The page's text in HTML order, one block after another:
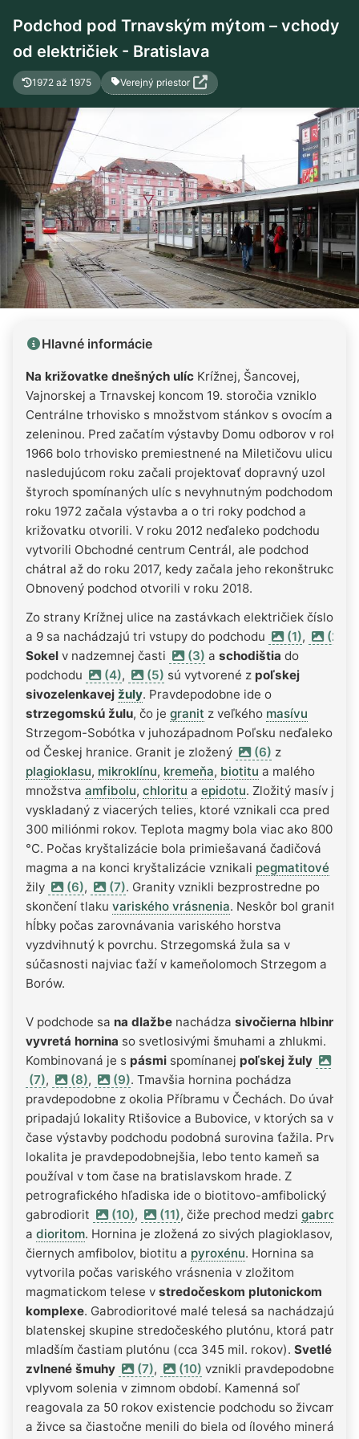
Podchod pod Trnavským mýtom – vchody
od električiek - Bratislava
1972 až 1975 Verejný priestor
Hlavné informácie
Na križovatke dnešných ulíc Krížnej, Šancovej,
Vajnorskej a Trnavskej koncom 19. storočia vzniklo
Centrálne trhovisko s množstvom stánkov s ovocím a
zeleninou. Pred začatím výstavby Domu odborov v roku
1966 bolo trhovisko premiestnené na Miletičovu ulicu. V
nasledujúcom roku začali projektovať dopravný uzol
štyroch spomínaných ulíc s nevyhnutným podchodom. V
roku 1972 začala výstavba a o tri roky podchod a
križovatku otvorili. V roku 2012 neďaleko podchodu
vytvorili Obchodné centrum Centrál, ale podchod
chátral až do roku 2017, kedy začala jeho rekonštrukcia.
Obnovený podchod otvorili v roku 2018.
Zo strany Krížnej ulice na zastávkach električiek číslo 4
a 9 sa nachádzajú tri vstupy do podchodu
(1), (2)
Sokel v nadzemnej časti (3) a schodištia do
podchodu
(4), (5) sú vytvorené z poľskej
sivozelenkavej žuly. Pravdepodobne ide o
strzegomskú žulu, čo je granit z veľkého masívu
Strzegom-Sobótka v juhozápadnom Poľsku neďaleko
od Českej hranice. Granit je zložený
(6) z
plagioklasu, mikroklínu, kremeňa, biotitu a malého
množstva amfibolu, chloritu a epidotu. Zložitý masív je
vyskladaný z viacerých telies, ktoré vznikali cca pred
300 miliónmi rokov. Teplota magmy bola viac ako 800
°C. Počas kryštalizácie bola primiešavaná čadičová
magma a na konci kryštalizácie vznikali pegmatitové
žily
(6), (7). Granity vznikli bezprostredne po
skončení tlaku variského vrásnenia. Neskôr bol granit z
hĺbky počas zarovnávania variského horstva
vyzdvihnutý k povrchu. Strzegomská žula sa v
súčasnosti najviac ťaží v kameňolomoch Strzegom a
Borów.
V podchode sa na dlažbe nachádza sivočierna hlbinná
vyvretá hornina so svetlosivými šmuhami a zhlukmi.
Kombinovaná je s pásmi spomínanej poľskej žuly
(7), (8), (9). Tmavšia hornina pochádza
pravdepodobne z okolia Příbramu v Čechách. Do úvahy
pripadajú lokality Rtišovice a Bubovice, v ktorých sa v
čase výstavby podchodu podobná surovina ťažila. Prvá
lokalita je pravdepodobnejšia, lebo tento kameň sa
používal v tom čase na bratislavskom hrade. Z
petrografického hľadiska ide o biotitovo-amfibolický
gabrodiorit
(10), (11), čiže prechod medzi gabrom
a dioritom. Hornina je zložená zo sivých plagioklasov,
čiernych amfibolov, biotitu a pyroxénu. Hornina sa
vytvorila počas variského vrásnenia v zložitom
magmatickom telese v stredočeskom plutonickom
komplexe. Gabrodioritové malé telesá sa nachádzajú v
blatenskej skupine stredočeského plutónu, ktorá patrí k
mladším častiam plutónu (cca 345 mil. rokov). Svetlé
zvlnené šmuhy
(7), (10) vznikli pravdepodobne
vplyvom solenia v zimnom období. Kamenná soľ
reagovala za 50 rokov existencie podchodu so živcami
a živce sa čiastočne menili do biela od ílového minerálu